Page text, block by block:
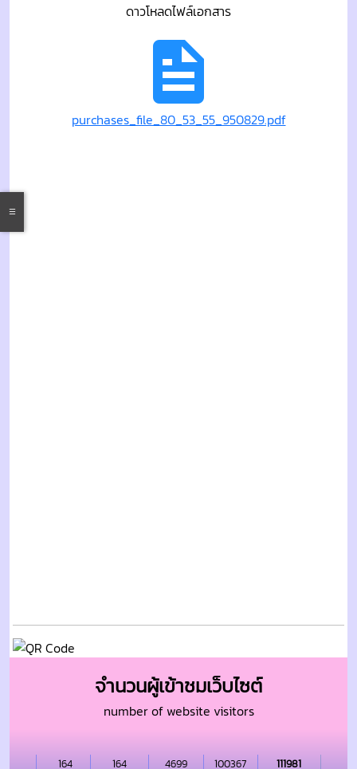
ดาวโหลดไฟล์เอกสาร
purchases_file_80_53_55_950829.pdf
จำนวนผู้เข้าชมเว็บไซต์
number of website visitors
164 164 4699 100367 111981